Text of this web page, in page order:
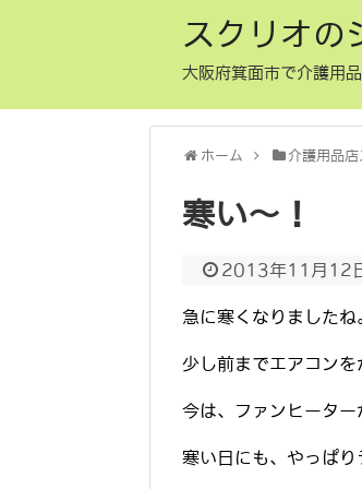
スクリオ
大阪府箕面市で介護用
ホーム 介護用品店
寒い～！
2013年11月12
急に寒くなりましたね
少し前までエアコンを
今は、ファンヒーター
寒い日にも、やっぱり